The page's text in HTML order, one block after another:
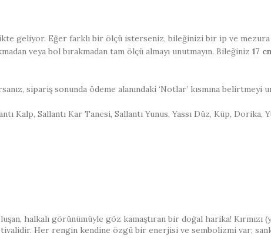
geliyor. Eğer farklı bir ölçü isterseniz, bileğinizi bir ip ve mezura
veya bol bırakmadan tam ölçü almayı unutmayın. Bileğiniz 17
sipariş sonunda ödeme alanındaki ‘Notlar’ kısmına belirtmeyi
Kalp, Sallantı Kar Tanesi, Sallantı Yunus, Yassı Düz, Küp, Dorika,
halkalı görünümüyle göz kamaştıran bir doğal harika! Kırmızı
Her rengin kendine özgü bir enerjisi ve sembolizmi var;